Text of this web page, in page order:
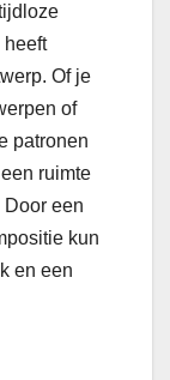
Of je
of
patronen
ruimte
een
kun
en een